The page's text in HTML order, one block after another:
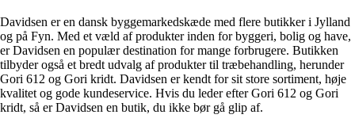
Davidsen er en dansk byggemarkedskæde med flere butikker i Jylland
og på Fyn. Med et væld af produkter inden for byggeri, bolig og have,
er Davidsen en populær destination for mange forbrugere. Butikken
tilbyder også et bredt udvalg af produkter til træbehandling, herunder
Gori 612 og Gori kridt. Davidsen er kendt for sit store sortiment, høje
kvalitet og gode kundeservice. Hvis du leder efter Gori 612 og Gori
kridt, så er Davidsen en butik, du ikke bør gå glip af.